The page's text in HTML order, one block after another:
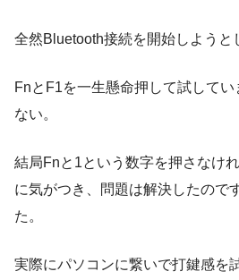
全然Bluetooth接続を開始しようと
FnとF1を一生懸命押して試して
ない。
結局Fnと1という数字を押さなけ
に気がつき、問題は解決したので
た。
実際にパソコンに繋いで打鍵感を